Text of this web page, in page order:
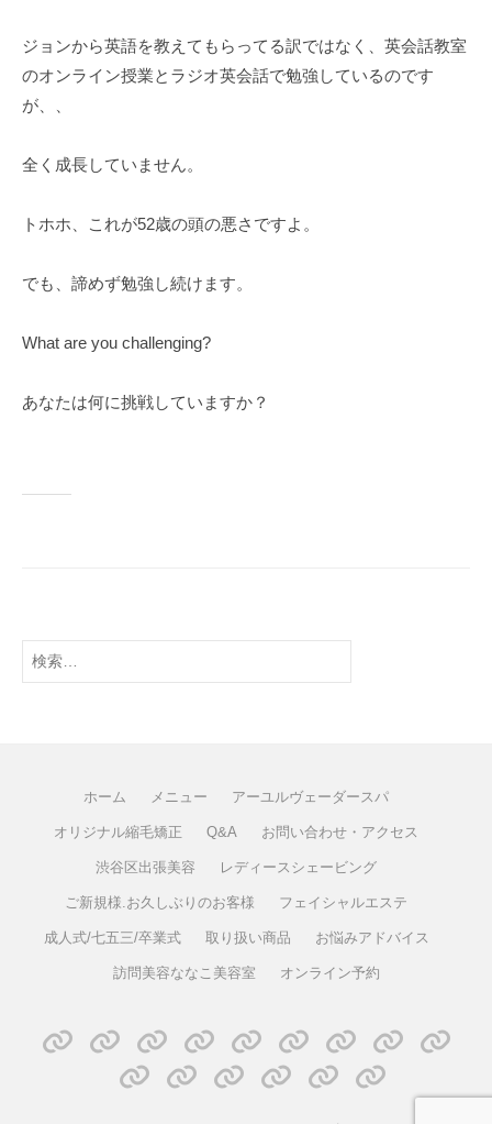
ジョンから英語を教えてもらってる訳ではなく、英会話教室
のオンライン授業とラジオ英会話で勉強しているのです
が、、
全く成長していません。
トホホ、これが52歳の頭の悪さですよ。
でも、諦めず勉強し続けます。
What are you challenging?
あなたは何に挑戦していますか？
ホーム メニュー アーユルヴェーダースパ
オリジナル縮毛矯正 Q&A お問い合わせ・アクセス
渋谷区出張美容 レディースシェービング
ご新規様.お久しぶりのお客様 フェイシャルエステ
成人式/七五三/卒業式 取り扱い商品 お悩みアドバイス
訪問美容ななこ美容室 オンライン予約